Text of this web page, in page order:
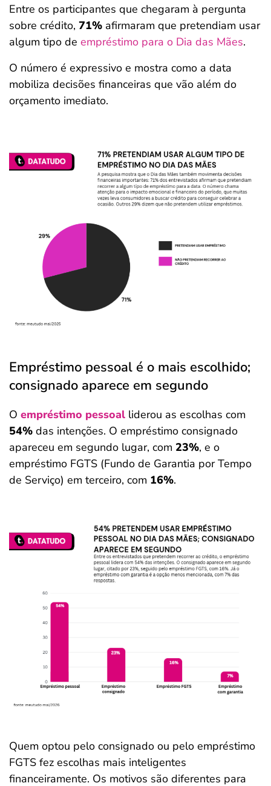
Entre os participantes que chegaram à pergunta
sobre crédito, 71% afirmaram que pretendiam usar
algum tipo de empréstimo para o Dia das Mães.
O número é expressivo e mostra como a data
mobiliza decisões financeiras que vão além do
orçamento imediato.
Empréstimo pessoal é o mais escolhido;
consignado aparece em segundo
O empréstimo pessoal liderou as escolhas com
54% das intenções. O empréstimo consignado
apareceu em segundo lugar, com 23%, e o
empréstimo FGTS (Fundo de Garantia por Tempo
de Serviço) em terceiro, com 16%.
Quem optou pelo consignado ou pelo empréstimo
FGTS fez escolhas mais inteligentes
financeiramente. Os motivos são diferentes para